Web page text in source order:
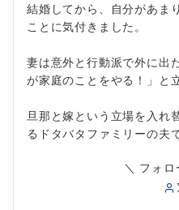
結婚してから、自分があま
ことに気付きました。
妻は意外と行動派で外に出
が家庭のことをやる！」と
旦那と嫁という立場を入れ
るドタバタファミリーの夫
＼ フォロ